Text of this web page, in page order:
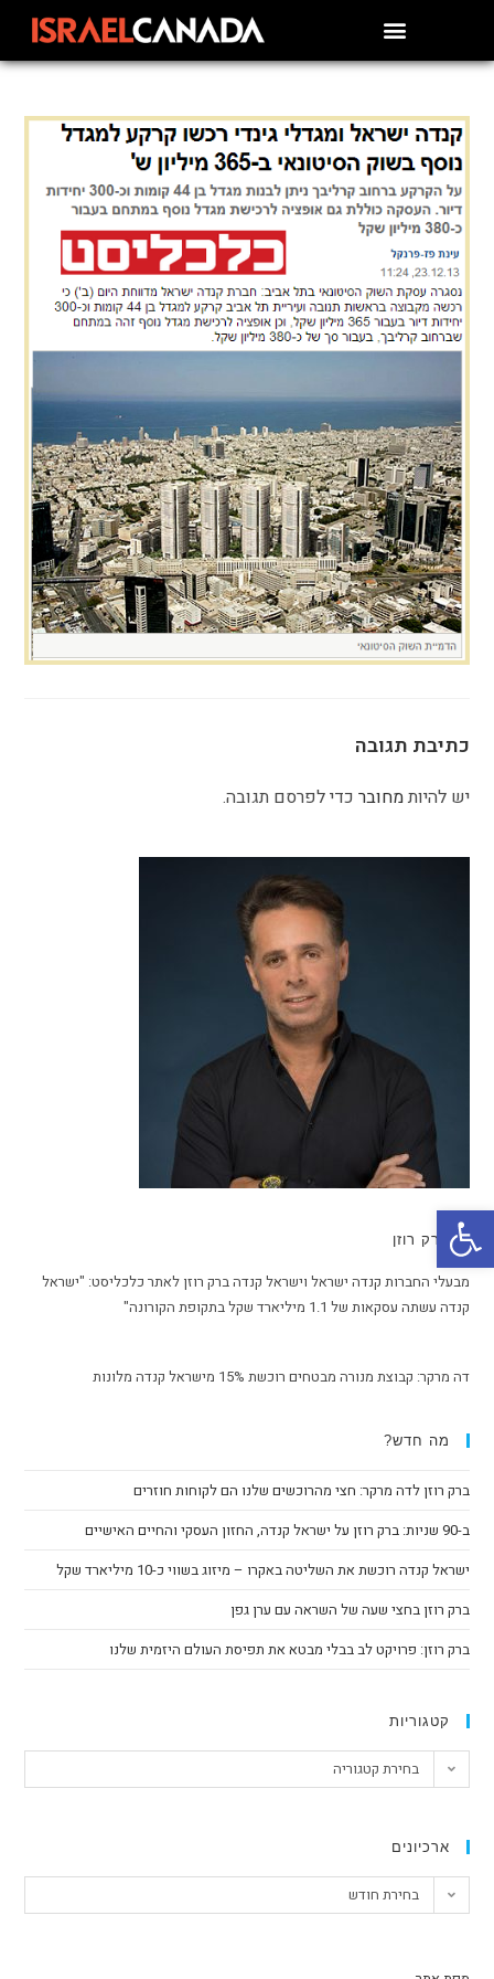
פתח סרגל נגישות
כתיבת תגובה
יש להיותמחובר כדי לפרסם תגובה.
ברק רוזן
מבעלי החברות קנדה ישראל וישראל קנדה ברק רוזן לאתר כלכליסט: "ישראל
קנדה עשתה עסקאות של 1.1 מיליארד שקל בתקופת הקורונה"
דה מרקר: קבוצת מנורה מבטחים רוכשת 15% מישראל קנדה מלונות
מה חדש?
ברק רוזן לדה מרקר: חצי מהרוכשים שלנו הם לקוחות חוזרים
ב-90 שניות: ברק רוזן על ישראל קנדה, החזון העסקי והחיים האישיים
ישראל קנדה רוכשת את השליטה באקרו – מיזוג בשווי כ-10 מיליארד שקל
ברק רוזן בחצי שעה של השראה עם ערן גפן
ברק רוזן: פרויקט לב בבלי מבטא את תפיסת העולם היזמית שלנו
קטגוריות
בחירת קטגוריה
ארכיונים
בחירת חודש